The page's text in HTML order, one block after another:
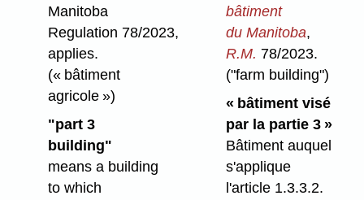
Manitoba
Regulation 78/2023,
applies.
(« bâtiment
agricole »)
"part 3
building"
means a building
to which
bâtiment
du Manitoba,
R.M. 78/2023.
("farm building")
« bâtiment visé
par la partie 3 »
Bâtiment auquel
s'applique
l'article 1.3.3.2.